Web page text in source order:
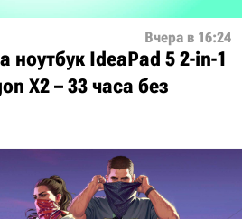
Вчера в 16:24
ноутбук IdeaPad 5 2-in-1
X2 – 33 часа без